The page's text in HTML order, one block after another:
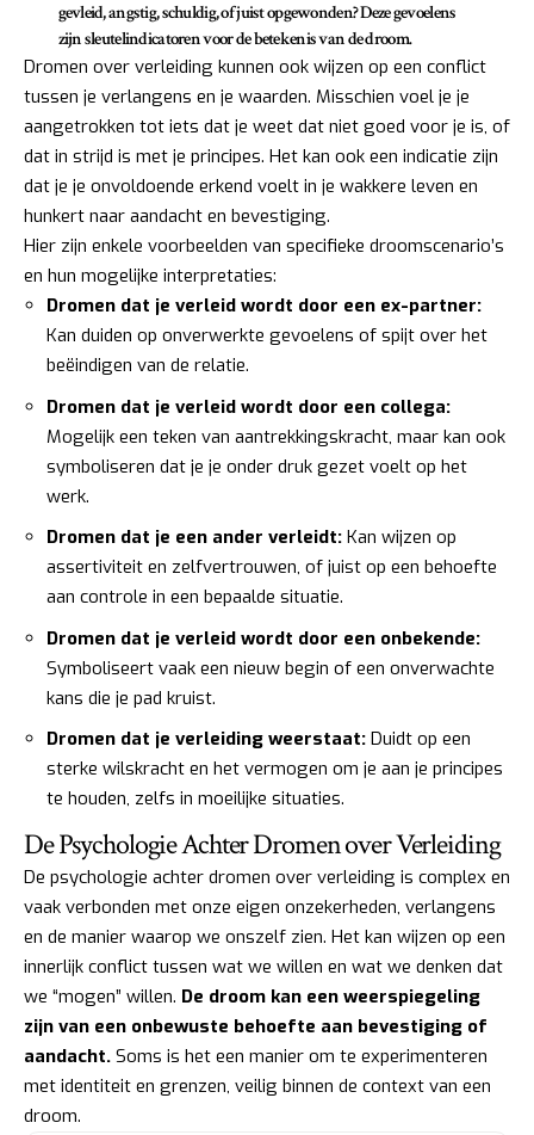
gevleid, angstig, schuldig, of juist opgewonden? Deze gevoelens
zijn sleutelindicatoren voor de betekenis van de droom.
Dromen over verleiding kunnen ook wijzen op een conflict
tussen je verlangens en je waarden. Misschien voel je je
aangetrokken tot iets dat je weet dat niet goed voor je is, of
dat in strijd is met je principes. Het kan ook een indicatie zijn
dat je je onvoldoende erkend voelt in je wakkere leven en
hunkert naar aandacht en bevestiging.
Hier zijn enkele voorbeelden van specifieke droomscenario’s
en hun mogelijke interpretaties:
Dromen dat je verleid wordt door een ex-partner:
Kan duiden op onverwerkte gevoelens of spijt over het
beëindigen van de relatie.
Dromen dat je verleid wordt door een collega:
Mogelijk een teken van aantrekkingskracht, maar kan ook
symboliseren dat je je onder druk gezet voelt op het
werk.
Dromen dat je een ander verleidt: Kan wijzen op
assertiviteit en zelfvertrouwen, of juist op een behoefte
aan controle in een bepaalde situatie.
Dromen dat je verleid wordt door een onbekende:
Symboliseert vaak een nieuw begin of een onverwachte
kans die je pad kruist.
Dromen dat je verleiding weerstaat: Duidt op een
sterke wilskracht en het vermogen om je aan je principes
te houden, zelfs in moeilijke situaties.
De Psychologie Achter Dromen over Verleiding
De psychologie achter dromen over verleiding is complex en
vaak verbonden met onze eigen onzekerheden, verlangens
en de manier waarop we onszelf zien. Het kan wijzen op een
innerlijk conflict tussen wat we willen en wat we denken dat
we “mogen” willen. De droom kan een weerspiegeling
zijn van een onbewuste behoefte aan bevestiging of
aandacht. Soms is het een manier om te experimenteren
met identiteit en grenzen, veilig binnen de context van een
droom.